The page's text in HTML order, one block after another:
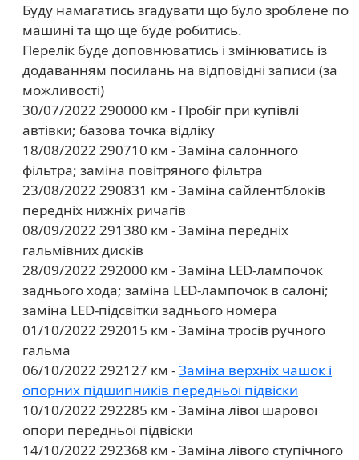
Буду намагатись згадувати що було зроблене по
машині та що ще буде робитись.
Перелік буде доповнюватись і змінюватись із
додаванням посилань на відповідні записи (за
можливості)
30/07/2022 290000 км - Пробіг при купівлі
автівки; базова точка відліку
18/08/2022 290710 км - Заміна салонного
фільтра; заміна повітряного фільтра
23/08/2022 290831 км - Заміна сайлентблоків
передніх нижніх ричагів
08/09/2022 291380 км - Заміна передніх
гальмівних дисків
28/09/2022 292000 км - Заміна LED-лампочок
заднього хода; заміна LED-лампочок в салоні;
заміна LED-підсвітки заднього номера
01/10/2022 292015 км - Заміна тросів ручного
гальма
06/10/2022 292127 км -Заміна верхніх чашок і
опорних підшипників передньої підвіски
10/10/2022 292285 км - Заміна лівої шарової
опори передньої підвіски
14/10/2022 292368 км - Заміна лівого ступічного